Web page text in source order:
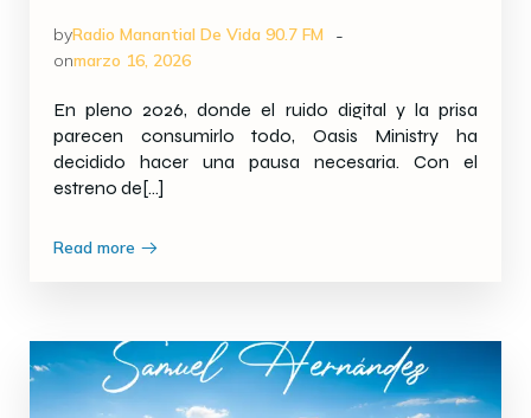
byRadio Manantial De Vida 90.7 FM -
onmarzo 16, 2026
En pleno 2026, donde el ruido digital y la prisa
parecen consumirlo todo, Oasis Ministry ha
decidido hacer una pausa necesaria. Con el
estreno de[…]
Read more